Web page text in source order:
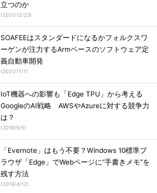
立つのか
(2021/12/23)
SOAFEEはスタンダードになるかフォルクスワ
ーゲンが注力するArmベースのソフトウェア定
義自動車開発
(2021/11/1)
IoT機器への影響も「Edge TPU」から考える
GoogleのAI戦略 AWSやAzureに対する競争力
は？
(2018/9/5)
「Evernote」はもう不要？Windows 10標準ブ
ラウザ「Edge」でWebページに“手書きメモ”を
残す方法
(2016/4/12)